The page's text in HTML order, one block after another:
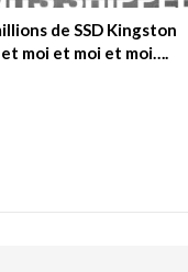
de SSD Kingston
moi et moi et moi….